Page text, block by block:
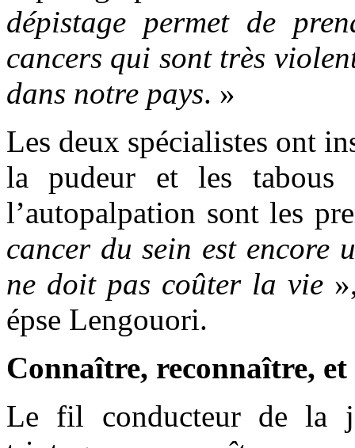
dépistage permet de
cancers qui sont très
dans notre pays. »
Les deux spécialistes ont
la pudeur et les tabous
l’autopalpation sont les
cancer du sein est
ne doit pas coûter la vie
épse Lengouori.
Connaître, reconnaître,
Le fil conducteur de la